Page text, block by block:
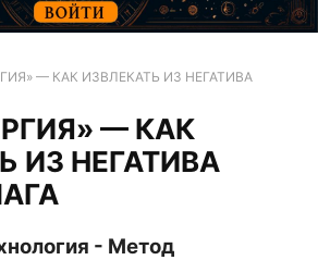
— КАК ИЗВЛЕКАТЬ ИЗ НЕГАТИВА
— КАК
ИЗ НЕГАТИВА
- Метод